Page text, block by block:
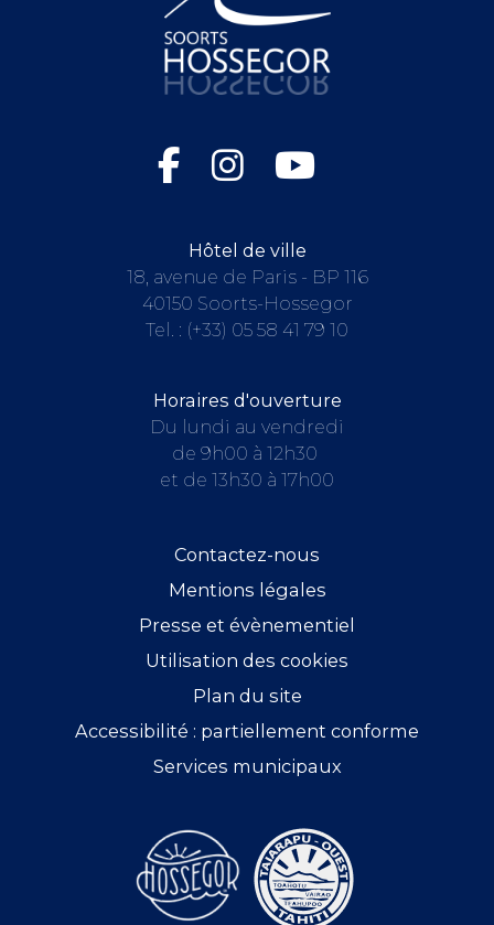
Hôtel de ville
18, avenue de Paris - BP 116
40150 Soorts-Hossegor
Tel. : (+33) 05 58 41 79 10
Horaires d'ouverture
Du lundi au vendredi
de 9h00 à 12h30
et de 13h30 à 17h00
Contactez-nous
Mentions légales
Presse et évènementiel
Utilisation des cookies
Plan du site
Accessibilité : partiellement conforme
Services municipaux